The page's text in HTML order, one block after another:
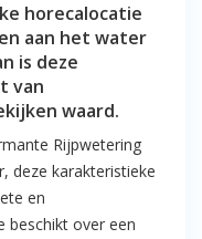
in
horecalocatie
aan het water
is deze
van
waard.
Rijpwetering
deze karakteristieke
en
beschikt over een